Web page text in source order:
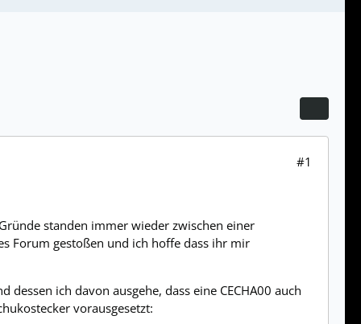
#1
standen immer wieder zwischen einer
Forum gestoßen und ich hoffe dass ihr mir
ich davon ausgehe, dass eine CECHA00 auch
vorausgesetzt: